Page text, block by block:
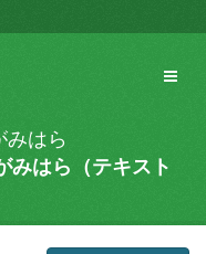
みはら
はら（テキスト